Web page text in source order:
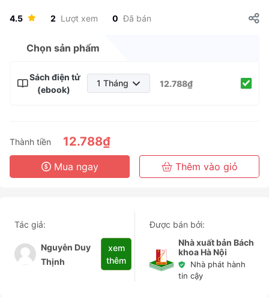
4.5 2 Lượt xem 0 Đã bán
Chọn sản phẩm
Sách điện tử
(ebook)
1 Tháng
6 Tháng
3 Năm
12.788₫
Thành tiền 12.788₫
Mua ngay Thêm vào giỏ
Tác giả:
Nguyễn Duy
Thịnh
xem
thêm
Được bán bởi:
Nhà xuất bản Bách
khoa Hà Nội
Nhà phát hành
tin cậy